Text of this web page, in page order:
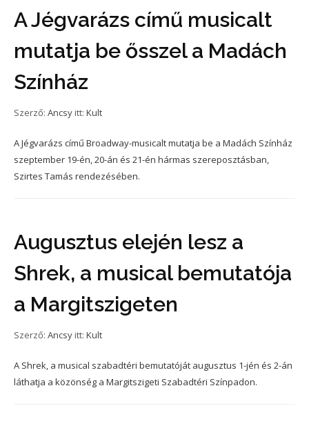
A Jégvarázs című musicalt
mutatja be ősszel a Madách
Színház
Szerző: Ancsy itt: Kult
A Jégvarázs című Broadway-musicalt mutatja be a Madách Színház
szeptember 19-én, 20-án és 21-én hármas szereposztásban,
Szirtes Tamás rendezésében.
Augusztus elején lesz a
Shrek, a musical bemutatója
a Margitszigeten
Szerző: Ancsy itt: Kult
A Shrek, a musical szabadtéri bemutatóját augusztus 1-jén és 2-án
láthatja a közönség a Margitszigeti Szabadtéri Színpadon.